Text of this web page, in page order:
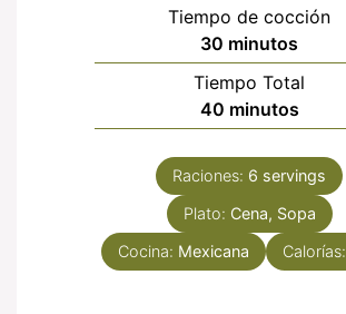
Tiempo de cocción
30 minutos
minutos
Tiempo Total
40minutos
minutos
Raciones: 6 servings
Plato: Cena, Sopa
Cocina: Mexicana Calorías: